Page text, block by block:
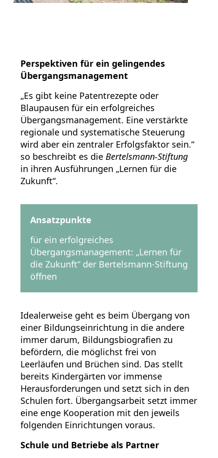
Perspektiven für ein gelingendes
Übergangsmanagement
„Es gibt keine Patentrezepte oder
Blaupausen für ein erfolgreiches
Übergangsmanagement. Eine verstärkte
regionale und systematische Steuerung
wird aber ein zentraler Erfolgsfaktor sein.“
so beschreibt es die Bertelsmann-Stiftung
in ihren Ausführungen „Lernen für die
Zukunft“.
Ansatzpunkte
für ein erfolgreiches
Übergangsmanagement: „Lernen für
die Zukunft“ der Bertelsmann-Stiftung
öffnen
Idealerweise geht es beim Übergang von
einer Bildungseinrichtung in die andere
immer darum, Bildungsbiografien zu
befördern, die möglichst frei von
Leerläufen und Brüchen sind. Das stellt
bereits Kindergärten vor immense
Herausforderungen und setzt sich in den
Schulen fort. Übergangsarbeit setzt immer
eine enge Kooperation mit den jeweils
folgenden Einrichtungen voraus.
Schule und Betriebe als Partner